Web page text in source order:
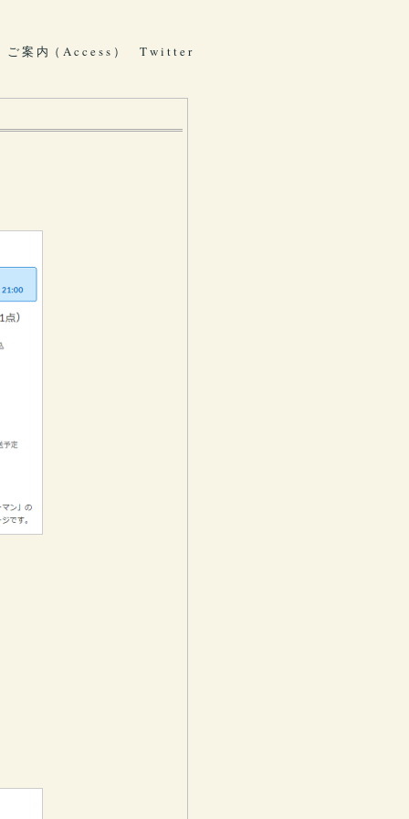
ご 案 内（ A c c e s s ） T w i t t e r